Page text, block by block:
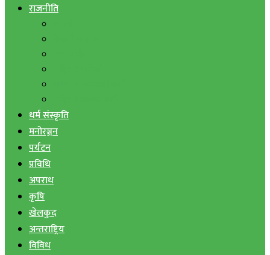
राजनीति
धर्म संस्कृति
मनोरञ्जन
पर्यटन
प्रविधि
अपराध
कृषि
खेलकुद
अन्तराष्ट्रिय
विविध